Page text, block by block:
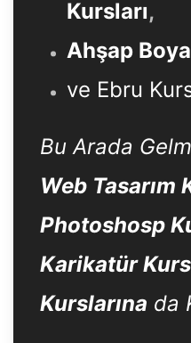
Kursları,
Ahşap
ve Ebru
Bu Arada
Web Tasarım
Photoshosp
Karikatür
Kurslarına da